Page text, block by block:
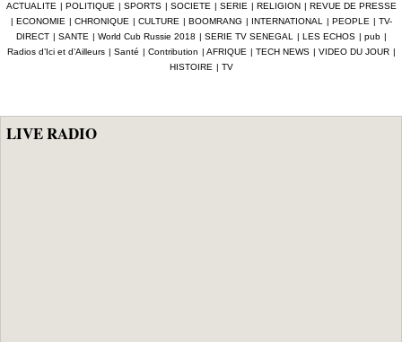
ACTUALITE | POLITIQUE | SPORTS | SOCIETE | SERIE | RELIGION | REVUE DE PRESSE
| ECONOMIE | CHRONIQUE | CULTURE | BOOMRANG | INTERNATIONAL | PEOPLE | TV-
DIRECT | SANTE | World Cub Russie 2018 | SERIE TV SENEGAL | LES ECHOS | pub |
Radios d’Ici et d’Ailleurs | Santé | Contribution | AFRIQUE | TECH NEWS | VIDEO DU JOUR |
HISTOIRE | TV
LIVE RADIO